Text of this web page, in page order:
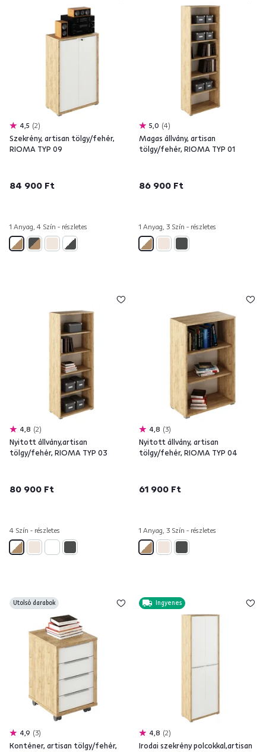
4,5 2
Szekrény, artisan tölgy/fehér,
RIOMA TYP 09
84 900 Ft
1 Anyag, 4 Szín - részletes
5,0 4
Magas állvány, artisan
tölgy/fehér, RIOMA TYP 01
86 900 Ft
1 Anyag, 3 Szín - részletes
4,8 2
Nyitott állvány,artisan
tölgy/fehér, RIOMA TYP 03
80 900 Ft
4 Szín - részletes
4,8 3
Nyitott állvány, artisan
tölgy/fehér, RIOMA TYP 04
61 900 Ft
1 Anyag, 3 Szín - részletes
Utolsó darabok
4,9 3
Konténer, artisan tölgy/fehér,
Ingyenes
4,8 2
Irodai szekrény polcokkal,artisan